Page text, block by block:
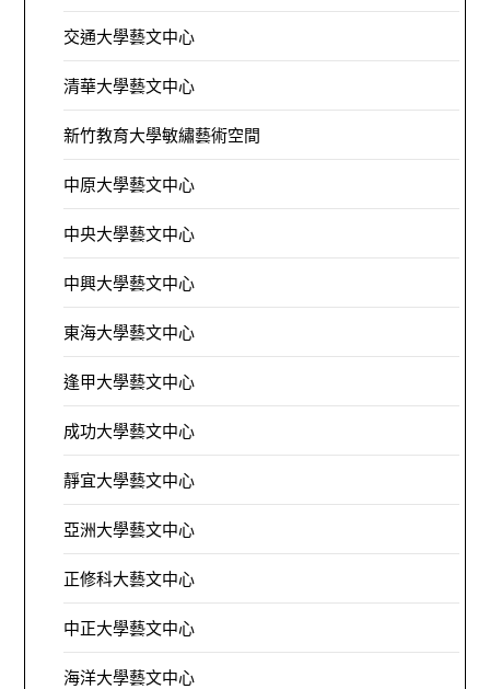
交通大學藝文中心
清華大學藝文中心
新竹教育大學敏繡藝術空間
中原大學藝文中心
中央大學藝文中心
中興大學藝文中心
東海大學藝文中心
逢甲大學藝文中心
成功大學藝文中心
靜宜大學藝文中心
亞洲大學藝文中心
正修科大藝文中心
中正大學藝文中心
海洋大學藝文中心